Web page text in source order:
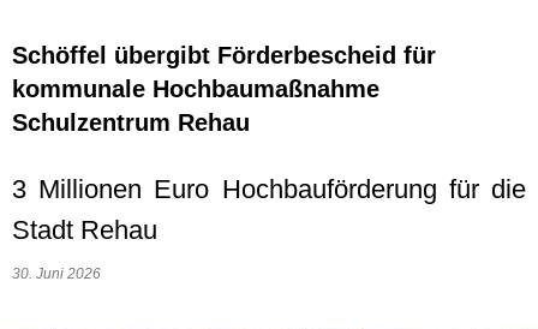
Schöffel übergibt Förderbescheid für
kommunale Hochbaumaßnahme
Schulzentrum Rehau
3 Millionen Euro Hochbauförderung für die
Stadt Rehau
30. Juni 2026